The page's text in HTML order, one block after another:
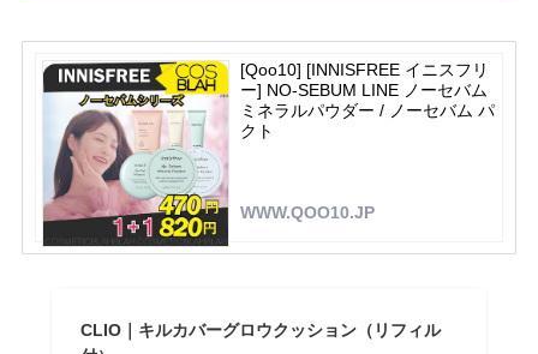
[Qoo10] [INNISFREE イニスフリ
ー] NO-SEBUM LINE ノーセバム
ミネラルパウダー / ノーセバム パ
クト
WWW.QOO10.JP
CLIO｜キルカバーグロウクッション（リフィル